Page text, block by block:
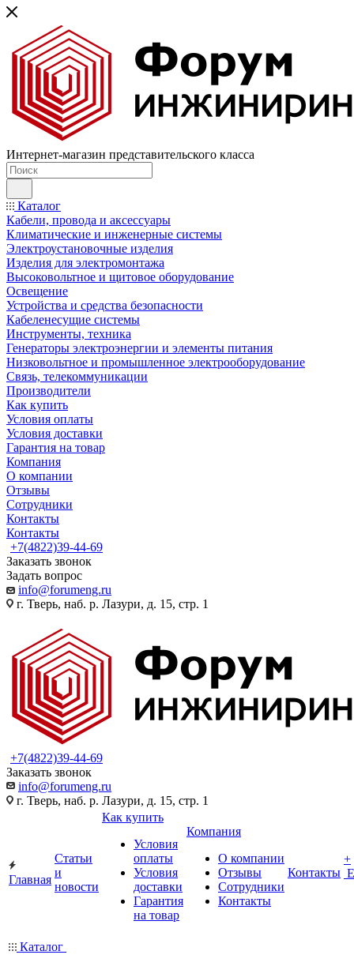
Интернет-магазин представительского класса
Каталог
Кабели, провода и аксессуары
Климатические и инженерные системы
Электроустановочные изделия
Изделия для электромонтажа
Высоковольтное и щитовое оборудование
Освещение
Устройства и средства безопасности
Кабеленесущие системы
Инструменты, техника
Генераторы электроэнергии и элементы питания
Низковольтное и промышленное электрооборудование
Связь, телекоммуникации
Производители
Как купить
Условия оплаты
Условия доставки
Гарантия на товар
Компания
О компании
Отзывы
Сотрудники
Контакты
Контакты
+7(4822)39-44-69
Заказать звонок
Задать вопрос
info@forumeng.ru
г. Тверь, наб. р. Лазури, д. 15, стр. 1
+7(4822)39-44-69
Заказать звонок
info@forumeng.ru
г. Тверь, наб. р. Лазури, д. 15, стр. 1
Главная
Статьи
и
новости
Как купить
Условия
оплаты
Условия
доставки
Гарантия
на товар
Компания
О компании
Отзывы
Сотрудники
Контакты
Контакты
+
Каталог